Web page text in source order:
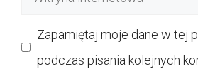
Zapamiętaj moje dane w tej
podczas pisania kolejnych